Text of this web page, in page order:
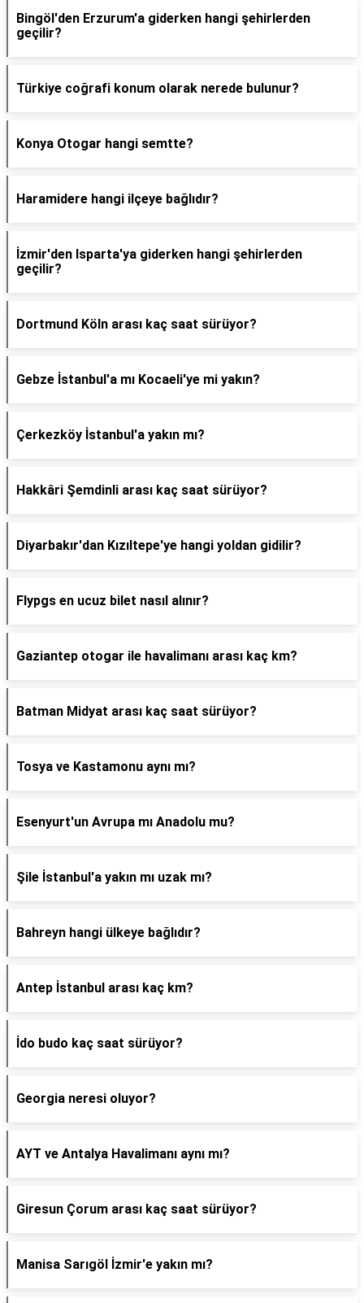
Bingöl'den Erzurum'a giderken hangi şehirlerden
geçilir?
Türkiye coğrafi konum olarak nerede bulunur?
Konya Otogar hangi semtte?
Haramidere hangi ilçeye bağlıdır?
İzmir'den Isparta'ya giderken hangi şehirlerden
geçilir?
Dortmund Köln arası kaç saat sürüyor?
Gebze İstanbul'a mı Kocaeli'ye mi yakın?
Çerkezköy İstanbul'a yakın mı?
Hakkâri Şemdinli arası kaç saat sürüyor?
Diyarbakır'dan Kızıltepe'ye hangi yoldan gidilir?
Flypgs en ucuz bilet nasıl alınır?
Gaziantep otogar ile havalimanı arası kaç km?
Batman Midyat arası kaç saat sürüyor?
Tosya ve Kastamonu aynı mı?
Esenyurt'un Avrupa mı Anadolu mu?
Şile İstanbul'a yakın mı uzak mı?
Bahreyn hangi ülkeye bağlıdır?
Antep İstanbul arası kaç km?
İdo budo kaç saat sürüyor?
Georgia neresi oluyor?
AYT ve Antalya Havalimanı aynı mı?
Giresun Çorum arası kaç saat sürüyor?
Manisa Sarıgöl İzmir'e yakın mı?